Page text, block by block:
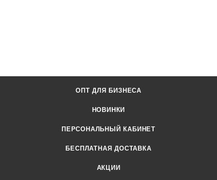
ОПТ ДЛЯ БИЗНЕСА
НОВИНКИ
ПЕРСОНАЛЬНЫЙ КАБИНЕТ
БЕСПЛАТНАЯ ДОСТАВКА
АКЦИИ